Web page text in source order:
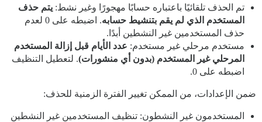
تم الحذف تلقائيًا باعتباره حسابًا مهجورًا وغير نشط: يتم حذف
المستخدم الذي لم يقم بتنشيط حسابه
. اضبطه على 0 لعدم
حذف المستخدمين غير النشطين أبدًا.
مستخدم مرحلي غير مستخدم: عدد الأيام قبل إزالة المستخدم
المرحلي غير المستخدم (بدون أي منشورات). لتعطيل التنظيف
اضبطه على 0.
ضمن الإعدادات، من الممكن تغيير الفترة الزمنية للحذف:
المستخدمون غير النشطون: تنظيف المستخدمين غير النشطين